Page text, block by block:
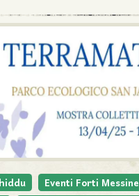
Eventi Forti